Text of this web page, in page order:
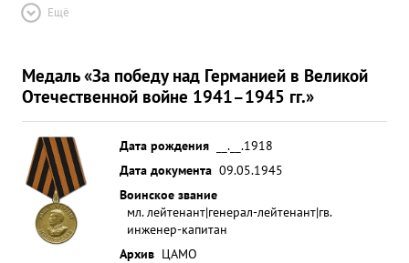
Ещё
Медаль «За победу над Германией в Великой
Отечественной войне 1941–1945 гг.»
Дата рождения
__.__.1918
Дата документа 09.05.1945
Воинское звание
мл. лейтенант|генерал-лейтенант|гв.
инженер-капитан
Архив ЦАМО